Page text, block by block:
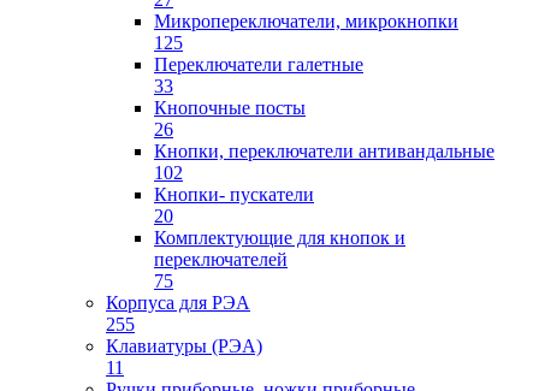
Микропереключатели, микрокнопки
125
Переключатели галетные
33
Кнопочные посты
26
Кнопки, переключатели антивандальные
102
Кнопки- пускатели
20
Комплектующие для кнопок и
переключателей
75
Корпуса для РЭА
255
Клавиатуры (РЭА)
11